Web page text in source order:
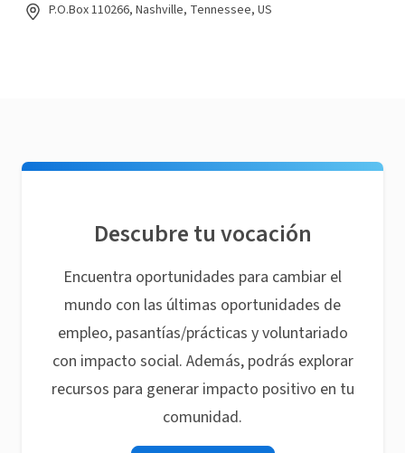
P.O.Box 110266, Nashville, Tennessee, US
Descubre tu vocación
Encuentra oportunidades para cambiar el
mundo con las últimas oportunidades de
empleo, pasantías/prácticas y voluntariado
con impacto social. Además, podrás explorar
recursos para generar impacto positivo en tu
comunidad.